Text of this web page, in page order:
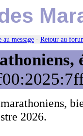
au message - Retour au
2026.